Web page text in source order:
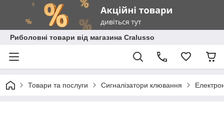
Риболовні товари від магазина Cralusso
Товари та послуги Сигналізатори клювання